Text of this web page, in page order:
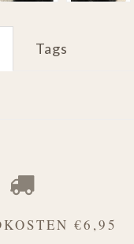
Tags
€6,95